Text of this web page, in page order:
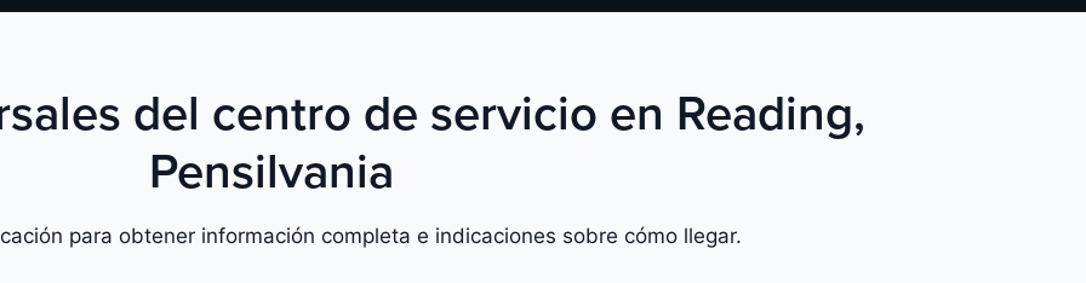
del centro de servicio en Reading,
Pensilvania
para obtener información completa e indicaciones sobre cómo llegar.